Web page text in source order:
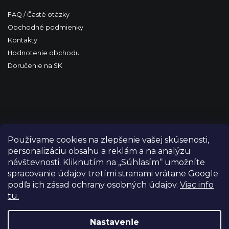
Používame cookies na zlepšenie vašej skúsenosti,
personalizáciu obsahu a reklám a na analýzu
návštevnosti. Kliknutím na „Súhlasím“ umožníte
spracovanie údajov tretími stranami vrátane Google
podľa ich zásad ochrany osobných údajov. Viac info
tu.
Nastavenie
FAQ / Časté otázky
Obchodné podmienky
Kontakty
Hodnotenie obchodu
Doručenie na SK
Copyright 2026FILM-TECHNIKA. Všetky práva vyhradené.
Upraviť nastavenie cookies